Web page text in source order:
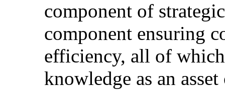
component of
component ensuring
efficiency, all of
knowledge as an